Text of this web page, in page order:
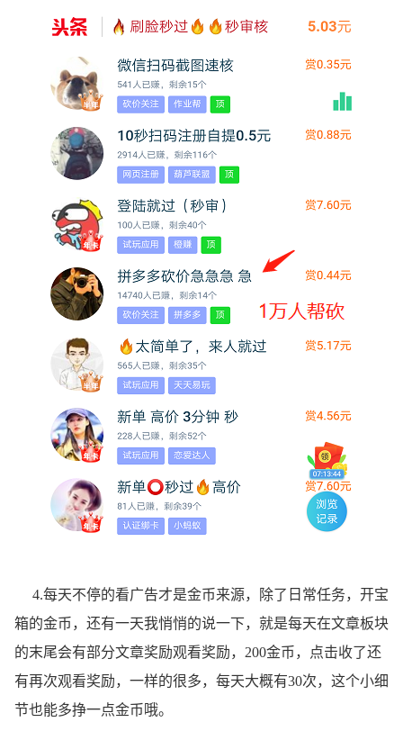
4.每天不停的看广告才是金币来源，除了日常任务，开宝
箱的金币，还有一天我悄悄的说一下，就是每天在文章板块
的末尾会有部分文章奖励观看奖励，200金币，点击收了还
有再次观看奖励，一样的很多，每天大概有30次，这个小细
节也能多挣一点金币哦。